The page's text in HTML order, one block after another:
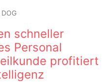
schneller
Personal
profitiert